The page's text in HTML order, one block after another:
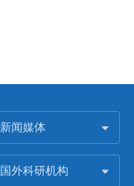
新闻媒体
国外科研机构